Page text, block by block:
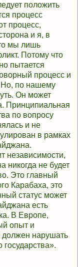
положить
процесс
процесс,
и я, в
мы лишь
Потому что
пытается
процесс и
Но, по нашему
Он может
Принципиальная
по вопросу
и не
в рамках
независимости,
никогда не будет
Это главный
Карабаха, это
статус может
есть
В Европе,
опыт и
должен нарушать